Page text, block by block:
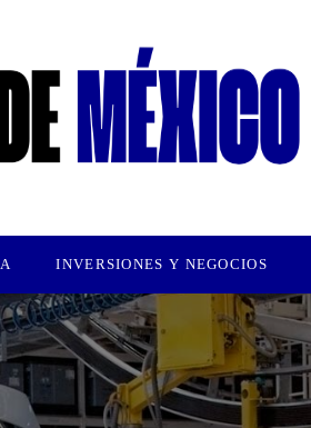
INVERSIONES Y NEGOCIOS